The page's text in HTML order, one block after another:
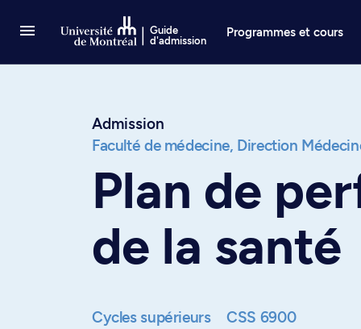
Guide
d'admission
Programmes et cours
Admission
Faculté de médecine, Direction
Plan de
de la santé
Cycles supérieurs CSS 6900